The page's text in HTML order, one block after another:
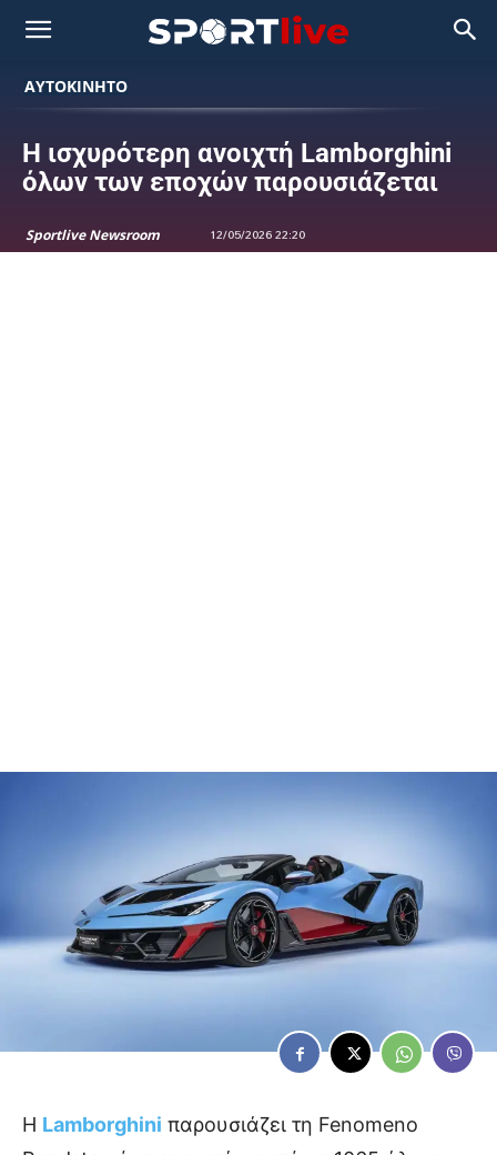
ΑΥΤΟΚΙΝΗΤΟ
Η ισχυρότερη ανοιχτή Lamborghini
όλων των εποχών παρουσιάζεται
Sportlive Newsroom 12/05/2026 22:20
Η Lamborghini παρουσιάζει τη Fenomeno